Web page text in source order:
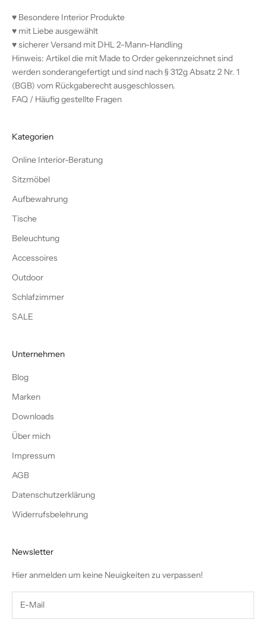
♥︎ Besondere Interior Produkte
♥︎ mit Liebe ausgewählt
♥︎ sicherer Versand mit DHL 2-Mann-Handling
Hinweis: Artikel die mit Made to Order gekennzeichnet sind
werden sonderangefertigt und sind nach § 312g Absatz 2 Nr. 1
(BGB) vom Rückgaberecht ausgeschlossen.
FAQ / Häufig gestellte Fragen
Kategorien
Online Interior-Beratung
Sitzmöbel
Aufbewahrung
Tische
Beleuchtung
Accessoires
Outdoor
Schlafzimmer
SALE
Unternehmen
Blog
Marken
Downloads
Über mich
Impressum
AGB
Datenschutzerklärung
Widerrufsbelehrung
Newsletter
Hier anmelden um keine Neuigkeiten zu verpassen!